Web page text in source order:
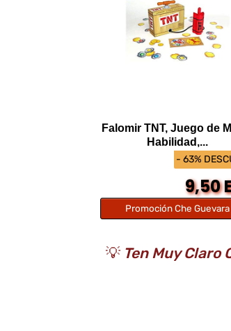
- 63%
Falomir TNT, Juego de
Habilidad,...
9,50
Promoción Che Guevara
💡 Ten Muy Claro